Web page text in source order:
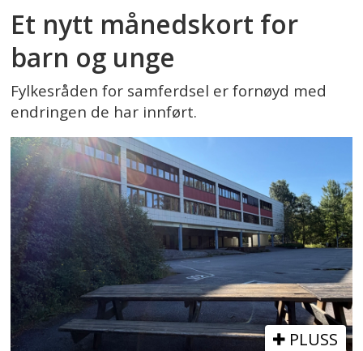
Et nytt månedskort for
barn og unge
Fylkesråden for samferdsel er fornøyd med
endringen de har innført.
PLUSS